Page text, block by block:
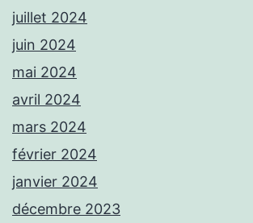
juillet 2024
juin 2024
mai 2024
avril 2024
mars 2024
février 2024
janvier 2024
décembre 2023